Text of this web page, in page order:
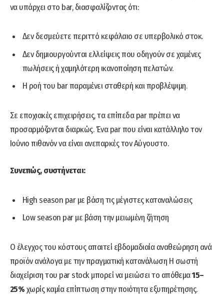
να υπάρχει στο bar, διασφαλίζοντας ότι:
Δεν δεσμεύετε περιττό κεφάλαιο σε υπερβολικό στοκ.
Δεν δημιουργούνται ελλείψεις που οδηγούν σε χαμένες
πωλήσεις ή χαμηλότερη ικανοποίηση πελατών.
Η ροή του bar παραμένει σταθερή και προβλέψιμη.
Σε εποχιακές επιχειρήσεις, τα επίπεδα par πρέπει να
προσαρμόζονται διαρκώς. Ένα par που είναι κατάλληλο τον
Ιούνιο πιθανόν να είναι ανεπαρκές τον Αύγουστο.
Συνεπώς, συστήνεται:
High season par με βάση τις μέγιστες καταναλώσεις
Low season par με βάση την μειωμένη ζήτηση
Ο έλεγχος του κόστους απαιτεί εβδομαδιαία αναθεώρηση ανά
προϊόν ανάλογα με την πραγματική κατανάλωση Η σωστή
διαχείριση του par stock μπορεί να μειώσει το απόθεμα15–
25%χωρίς καμία επίπτωση στην ποιότητα εξυπηρέτησης.